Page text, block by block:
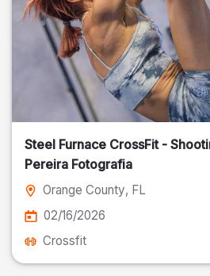
Steel Furnace CrossFit -
Pereira Fotografia
Orange County, FL
02/16/2026
Crossfit